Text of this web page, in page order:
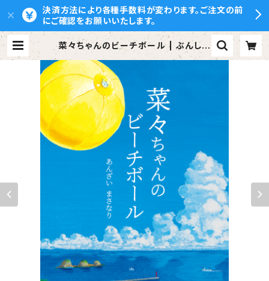
決済方法により各種手数料が変わります。ご注文の前
にご確認をお願いいたします。
菜々ちゃんのビーチボール | ぶんしん
出版（株式会社文伸）